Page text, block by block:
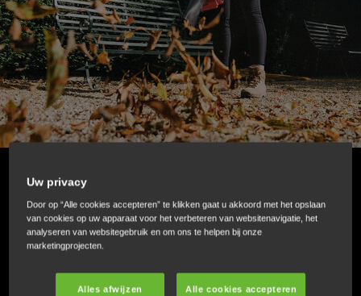
Bladblazer: Efficiënt en dynamisch,
uitzonderlijk innovatief.
en geruisloos werkt. Met alles in huis om grote
Uw privacy
Door op “Alle cookies accepteren” te klikken gaat u akkoord met het opslaan
van cookies op uw apparaat voor het verbeteren van websitenavigatie, het
analyseren van websitegebruik en om ons te helpen bij onze
marketingprojecten.
Alles afwijzen Alle cookies accepteren